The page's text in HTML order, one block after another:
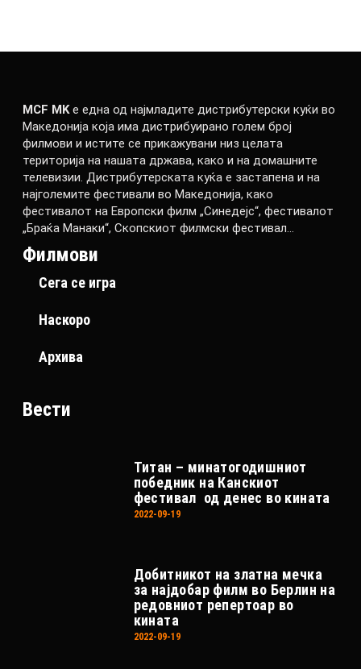
MCF MKе една од најмладите дистрибутерски куќи во
Македонија која има дистрибуирано голем број
филмови и истите се прикажувани низ целата
територија на нашата држава, како и на домашните
телевизии. Дистрибутерската куќа е застапена и на
најголемите фестивали во Македонија, како
фестивалот на Европски филм „Синедејс“, фестивалот
„Браќа Манаки“, Скопскиот филмски фестивал…
Филмови
Сега се игра
Наскоро
Архива
Вести
Титан – минатогодишниот
победник на Канскиот
фестивал од денес во кината
2022-09-19
Добитникот на златна мечка
за најдобар филм во Берлин на
редовниот репертоар во
кината
2022-09-19